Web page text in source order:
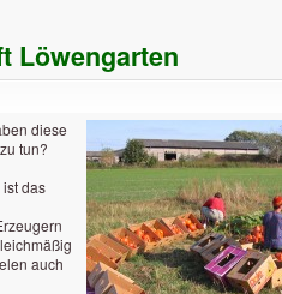
Löwengarten
diese
tun?
das
auch